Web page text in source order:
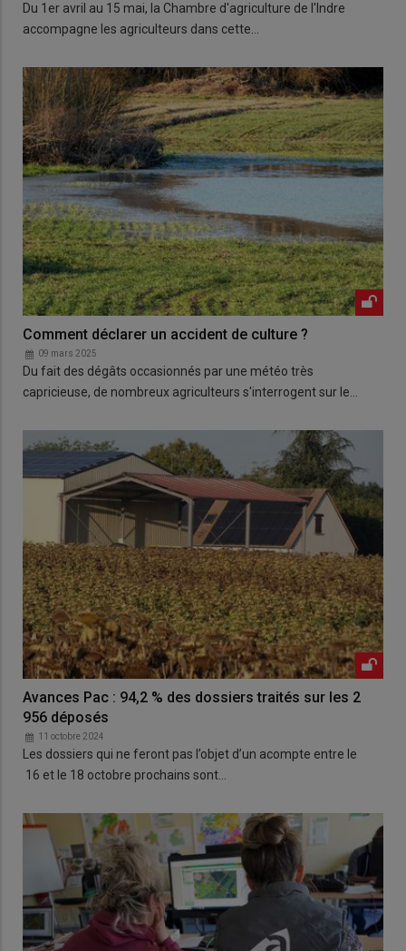
Du 1er avril au 15 mai, la Chambre d'agriculture de l'Indre
accompagne les agriculteurs dans cette…
Comment déclarer un accident de culture ?
09 mars 2025
Du fait des dégâts occasionnés par une météo très
capricieuse, de nombreux agriculteurs s'interrogent sur le…
Avances Pac : 94,2 % des dossiers traités sur les 2
956 déposés
11 octobre 2024
Les dossiers qui ne feront pas l’objet d’un acompte entre le
16 et le 18 octobre prochains sont…